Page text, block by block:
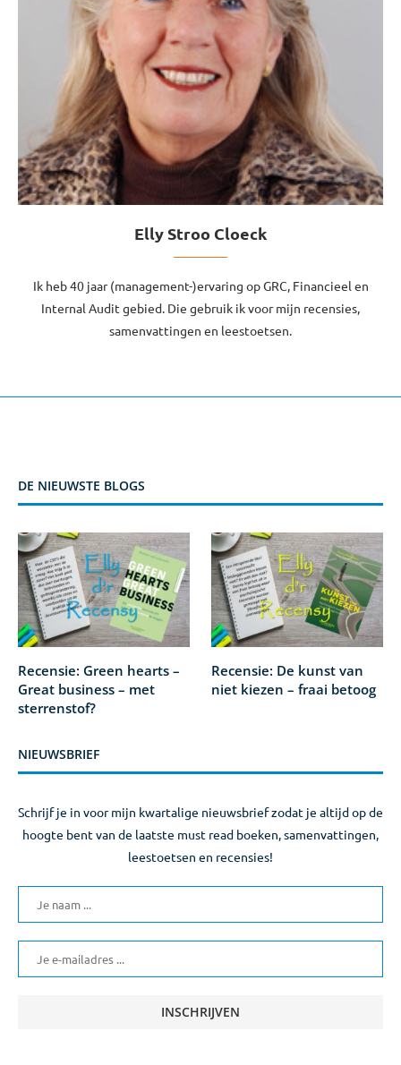
Elly Stroo Cloeck
Ik heb 40 jaar (management-)ervaring op GRC, Financieel en
Internal Audit gebied. Die gebruik ik voor mijn recensies,
samenvattingen en leestoetsen.
DE NIEUWSTE BLOGS
Recensie: Green hearts –
Great business – met
sterrenstof?
Recensie: De kunst van
niet kiezen – fraai betoog
NIEUWSBRIEF
Schrijf je in voor mijn kwartalige nieuwsbrief zodat je altijd op de
hoogte bent van de laatste must read boeken, samenvattingen,
leestoetsen en recensies!